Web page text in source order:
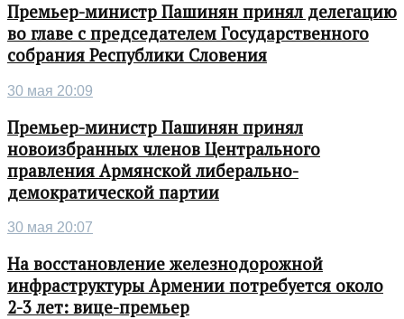
Премьер-министр Пашинян принял делегацию
во главе с председателем Государственного
собрания Республики Словения
30 мая 20:09
Премьер-министр Пашинян принял
новоизбранных членов Центрального
правления Армянской либерально-
демократической партии
30 мая 20:07
На восстановление железнодорожной
инфраструктуры Армении потребуется около
2-3 лет: вице-премьер